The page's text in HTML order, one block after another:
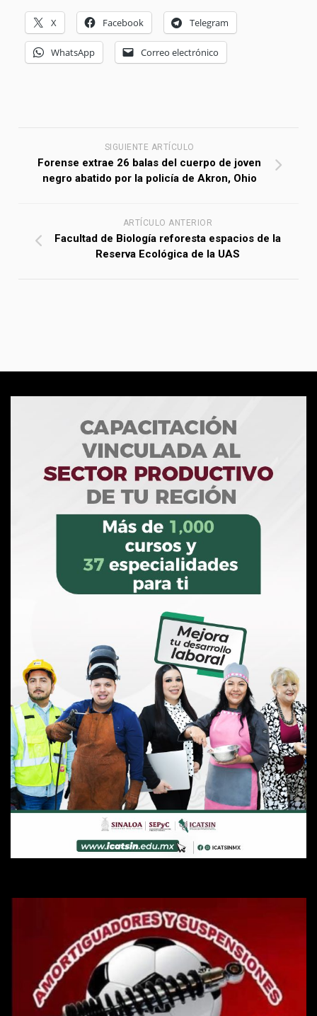
X Facebook Telegram
WhatsApp Correo electrónico
SIGUIENTE ARTÍCULO
Forense extrae 26 balas del cuerpo de joven
negro abatido por la policía de Akron, Ohio
ARTÍCULO ANTERIOR
Facultad de Biología reforesta espacios de la
Reserva Ecológica de la UAS